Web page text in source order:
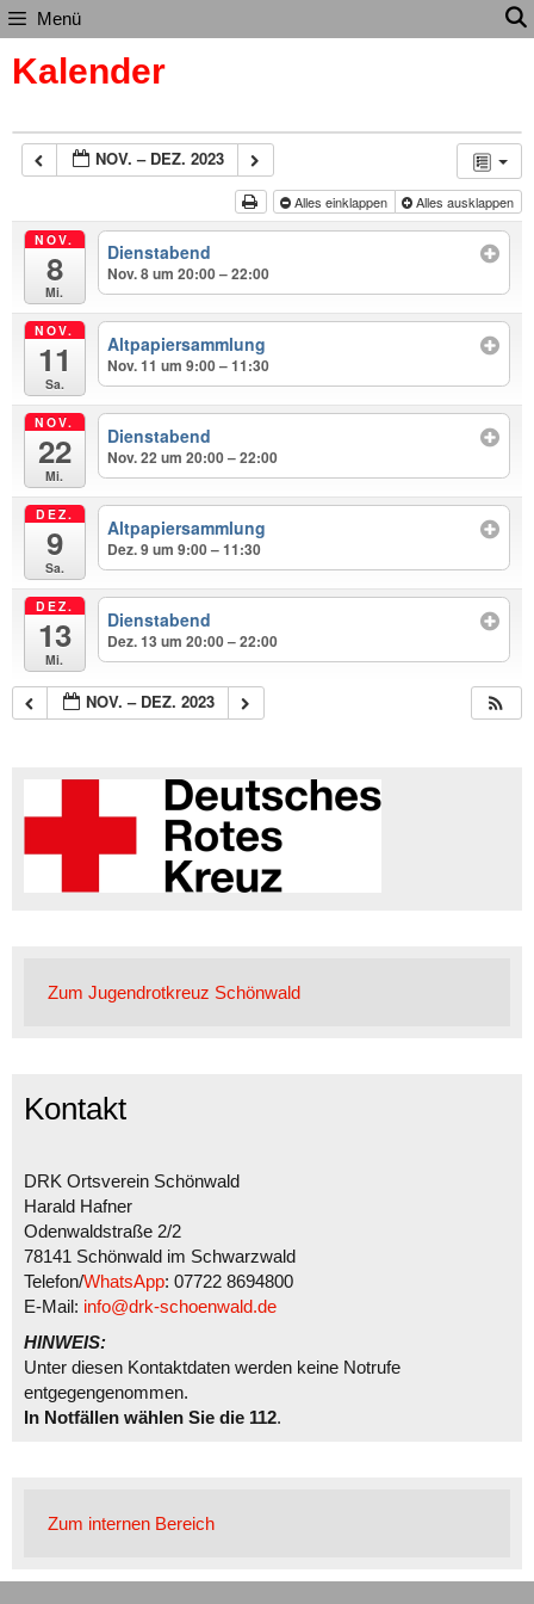
Zum
Inhalt
springen
Menü
Kalender
NOV. – DEZ. 2023
Alles einklappen Alles ausklappen
NOV.
8
Mi.
Dienstabend
Nov. 8 um 20:00 – 22:00
NOV.
11
Sa.
Altpapiersammlung
Nov. 11 um 9:00 – 11:30
NOV.
22
Mi.
Dienstabend
Nov. 22 um 20:00 – 22:00
DEZ.
9
Sa.
Altpapiersammlung
Dez. 9 um 9:00 – 11:30
DEZ.
13
Mi.
Dienstabend
Dez. 13 um 20:00 – 22:00
NOV. – DEZ. 2023
Zum Jugendrotkreuz Schönwald
Kontakt
DRK Ortsverein Schönwald
Harald Hafner
Odenwaldstraße 2/2
78141 Schönwald im Schwarzwald
Telefon/WhatsApp: 07722 8694800
E-Mail: info@drk-schoenwald.de
HINWEIS:
Unter diesen Kontaktdaten werden keine Notrufe
entgegengenommen.
In Notfällen wählen Sie die 112.
Zum internen Bereich